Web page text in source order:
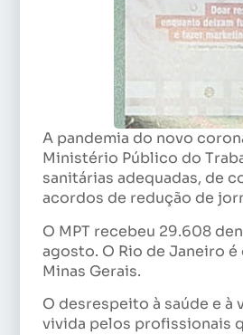
A pandemia do novo
Ministério Público do
sanitárias adequadas, de
acordos de redução de
O MPT recebeu 29.608
agosto. O Rio de Janeiro
Minas Gerais.
O desrespeito à saúde e
vivida pelos profissionais